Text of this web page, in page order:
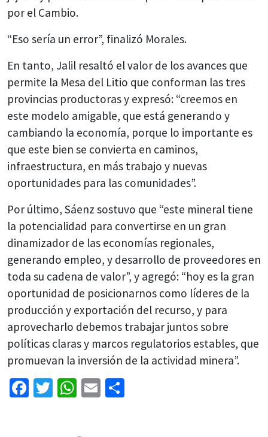
por el Cambio.
“Eso sería un error”, finalizó Morales.
En tanto, Jalil resaltó el valor de los avances que
permite la Mesa del Litio que conforman las tres
provincias productoras y expresó: “creemos en
este modelo amigable, que está generando y
cambiando la economía, porque lo importante es
que este bien se convierta en caminos,
infraestructura, en más trabajo y nuevas
oportunidades para las comunidades”.
Por último, Sáenz sostuvo que “este mineral tiene
la potencialidad para convertirse en un gran
dinamizador de las economías regionales,
generando empleo, y desarrollo de proveedores en
toda su cadena de valor”, y agregó: “hoy es la gran
oportunidad de posicionarnos como líderes de la
producción y exportación del recurso, y para
aprovecharlo debemos trabajar juntos sobre
políticas claras y marcos regulatorios estables, que
promuevan la inversión de la actividad minera”.
Facebook
Twitter
WhatsApp
Email